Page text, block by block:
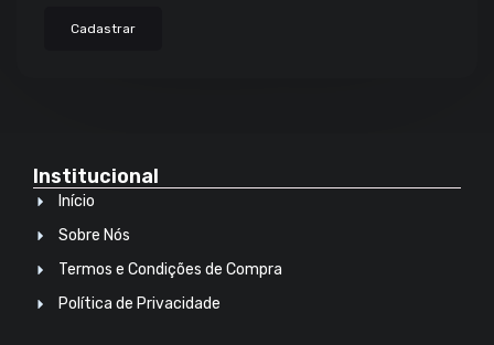
Cadastrar
Institucional
Início
Sobre Nós
Termos e Condições de Compra
Política de Privacidade